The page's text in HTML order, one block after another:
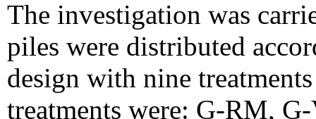
The investigation was
piles were distributed
design with nine
treatments were: G-RM,